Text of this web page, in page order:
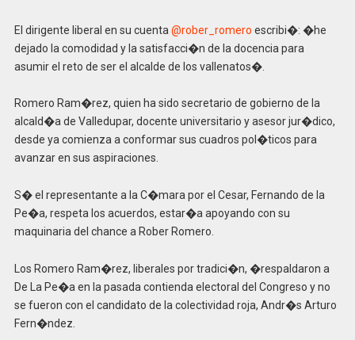
El dirigente liberal en su cuenta @rober_romero escribi�: �he
dejado la comodidad y la satisfacci�n de la docencia para
asumir el reto de ser el alcalde de los vallenatos�.
Romero Ram�rez, quien ha sido secretario de gobierno de la
alcald�a de Valledupar, docente universitario y asesor jur�dico,
desde ya comienza a conformar sus cuadros pol�ticos para
avanzar en sus aspiraciones.
S� el representante a la C�mara por el Cesar, Fernando de la
Pe�a, respeta los acuerdos, estar�a apoyando con su
maquinaria del chance a Rober Romero.
Los Romero Ram�rez, liberales por tradici�n, �respaldaron a
De La Pe�a en la pasada contienda electoral del Congreso y no
se fueron con el candidato de la colectividad roja, Andr�s Arturo
Fern�ndez.